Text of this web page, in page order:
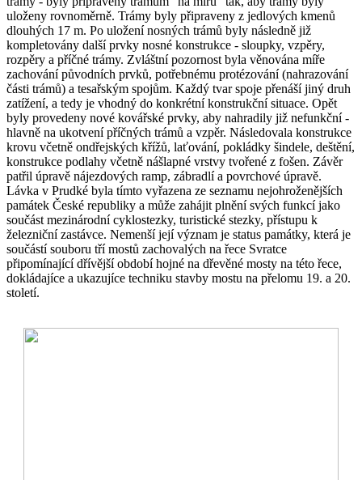
uloženy rovnoměrně. Trámy byly připraveny z jedlových kmenů
dlouhých 17 m. Po uložení nosných trámů byly následně již
kompletovány další prvky nosné konstrukce - sloupky, vzpěry,
rozpěry a příčné trámy. Zvláštní pozornost byla věnována míře
zachování původních prvků, potřebnému protézování (nahrazování
části trámů) a tesařským spojům. Každý tvar spoje přenáší jiný druh
zatížení, a tedy je vhodný do konkrétní konstrukční situace. Opět
byly provedeny nové kovářské prvky, aby nahradily již nefunkční -
hlavně na ukotvení příčných trámů a vzpěr. Následovala konstrukce
krovu včetně ondřejských křížů, laťování, pokládky šindele, deštění,
konstrukce podlahy včetně nášlapné vrstvy tvořené z fošen. Závěr
patřil úpravě nájezdových ramp, zábradlí a povrchové úpravě.
Lávka v Prudké byla tímto vyřazena ze seznamu nejohroženějších
památek České republiky a může zahájit plnění svých funkcí jako
součást mezinárodní cyklostezky, turistické stezky, přístupu k
železniční zastávce. Nemenší její význam je status památky, která je
součástí souboru tří mostů zachovalých na řece Svratce
připomínající dřívější období hojné na dřevěné mosty na této řece,
dokládajíce a ukazujíce techniku stavby mostu na přelomu 19. a 20.
století.